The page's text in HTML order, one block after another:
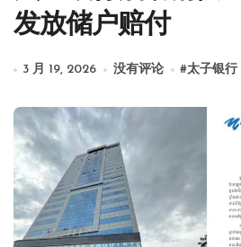
发放储户赔付
3 月 19, 2026 没有评论 #太子银行